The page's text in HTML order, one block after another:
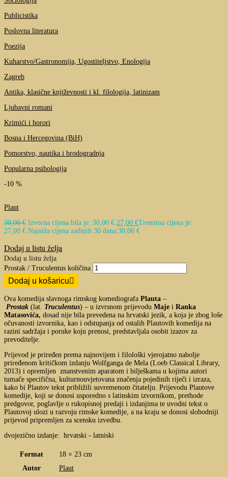
Publicistika
Poslovna literatura
Poezija
Kuharstvo/Gastronomija, Ugostiteljstvo, Enologija
Zagreb
Antika, klasične književnosti i kl. filologija, latinizam
Ljubavni romani
Krimići i horori
Bosna i Hercegovina (BiH)
Pomorstvo, nautika i brodogradnja
Popularna psihologija
-10 %
Plaut
30,00€ Izvorna cijena bila je: 30,00 €. 27,00 €Trenutna cijena je:
27,00 €. Najniža cijena zadnjih 30 dana:30,00 €
Dodaj u listu želja
Dodaj u listu želja
Prostak / Truculentus količina
Dodaj u košaricu
Ova komedija slavnoga rimskog komediografa Plauta –
Prostak (lat. Truculentus) – u izvrsnom prijevodu Maje i Ranka
Matasovića, dosad nije bila prevedena na hrvatski jezik, a koja je zbog loše
očuvanosti izvornika, kao i odstupanja od ostalih Plautovih komedija na
razini sadržaja i poruke koju prenosi, predstavljala osobit izazov za
prevoditelje.
Prijevod je priređen prema najnovijem i filološki vjerojatno nabolje
priređenom kritičkom izdanju Wolfganga de Mela (Loeb Classical Library,
2013) i opremljen znanstvenim aparatom i bilješkama u kojima autori
tumače specifična, kulturnouvjetovana značenja pojedinih riječi i izraza,
kako bi Plautov tekst približili suvremenom čitatelju. Prijevodu Plautove
komedije, koji se donosi usporedno s latinskim izvornikom, prethode
predgovor, poglavlje o rukopisnoj predaji i izdanjima te uvodni tekst o
Plautovoj ulozi u razvoju rimske komedije, a na kraju se donosi slobodniji
prijevod pripremljen za scensku izvedbu.
dvojezično izdanje: hrvatski - latniski
Format
18 × 23 cm
Autor
Plaut